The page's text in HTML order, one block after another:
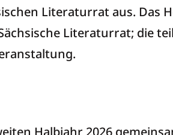
Literaturrat aus. Das
Literaturrat; die